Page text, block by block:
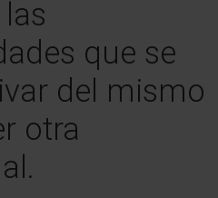
que se
del mismo
otra